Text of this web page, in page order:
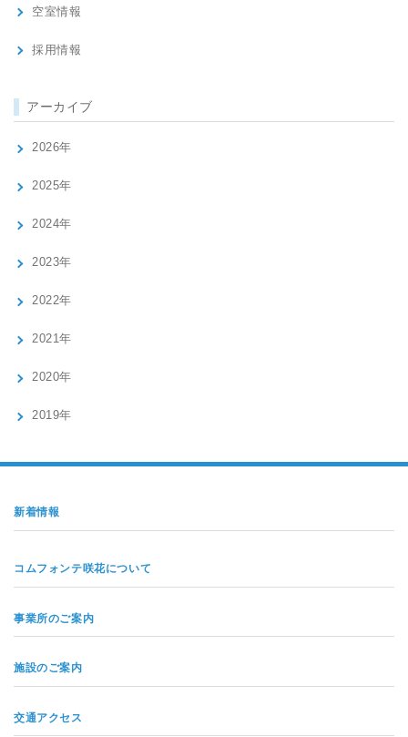
空室情報
採用情報
アーカイブ
2026年
2025年
2024年
2023年
2022年
2021年
2020年
2019年
新着情報
コムフォンテ咲花について
事業所のご案内
施設のご案内
交通アクセス